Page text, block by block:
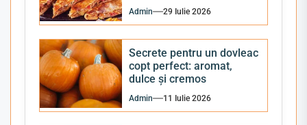
Admin 29 Iulie 2026
Secrete pentru un dovleac
copt perfect: aromat,
dulce și cremos
Admin 11 Iulie 2026